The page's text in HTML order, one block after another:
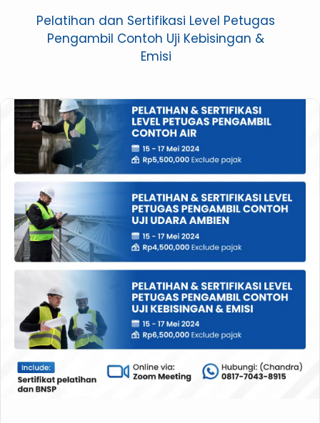
Pelatihan dan Sertifikasi Level Petugas
Pengambil Contoh Uji Kebisingan &
Emisi